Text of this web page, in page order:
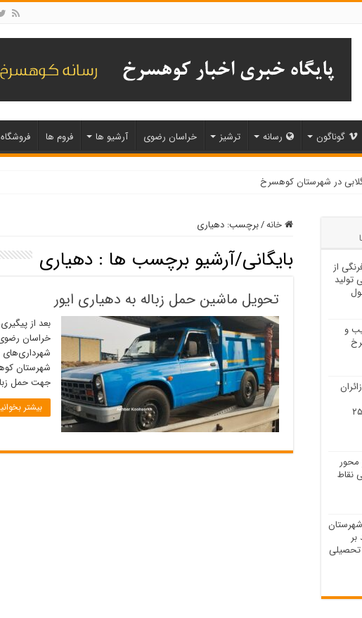
گوناگون رسانه ترشیز خراسان رضوی آرشیو ها فروم ها فروشگاه
خانه/برچسب: دهیاری
بایگانی/آرشیو برچسب ها : دهیاری
تحویل ماشین حمل زباله به دهیاری ایور
بعد از
خراسان
شهرداری‌های
شهرستان
جهت حمل
بیشتر
از
تولید
سیب و
کوهسرخ؛ ۵ جان‌باخته و ۲۵
محور
نقاط
تحصیلی